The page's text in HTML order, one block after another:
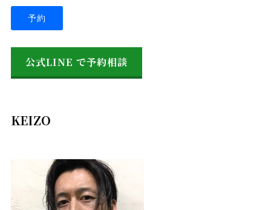
予約
公式LINE で予約相談
KEIZO